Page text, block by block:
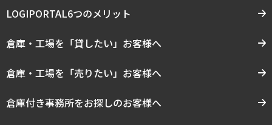
LOGIPORTAL6つのメリット
倉庫・工場を「貸したい」お客様へ
倉庫・工場を「売りたい」お客様へ
倉庫付き事務所をお探しのお客様へ